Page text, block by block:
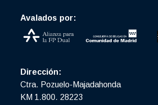
Avalados por:
Dirección:
Ctra. Pozuelo-Majadahonda
KM 1.800. 28223